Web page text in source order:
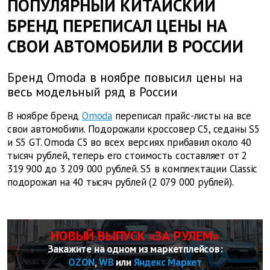
ПОПУЛЯРНЫЙ КИТАЙСКИЙ
БРЕНД ПЕРЕПИСАЛ ЦЕНЫ НА
СВОИ АВТОМОБИЛИ В РОССИИ
Бренд Omoda в ноябре повысил цены на
весь модельный ряд в России
В ноябре бренд Omoda переписал прайс-листы на все
свои автомобили. Подорожали кроссовер C5, седаны S5
и S5 GT. Omoda С5 во всех версиях прибавил около 40
тысяч рублей, теперь его стоимость составляет от 2
319 900 до 3 209 000 рублей. S5 в комплектации Classic
подорожал на 40 тысяч рублей (2 079 000 рублей).
НОВЫЙ ВЫПУСК «ЗА РУЛЕМ»
Закажите на одном из маркетплейсов:
OZON,WBилиЯндекс Маркет